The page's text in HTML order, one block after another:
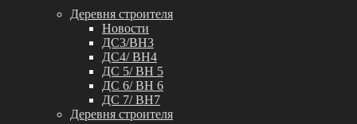
Деревня строителя
Новости
ДС3/BH3
ДС4/ BH4
ДС 5/ BH 5
ДС 6/ BH 6
ДС 7/ BH7
Деревня строителя